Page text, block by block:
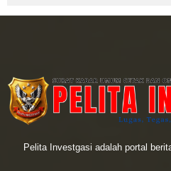
Pelita Investgasi adalah portal